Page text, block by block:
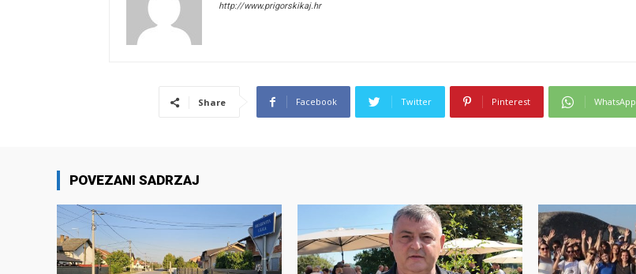
http://www.prigorskikaj.hr
Share Facebook Twitter Pinterest WhatsApp
POVEZANI SADRZAJ